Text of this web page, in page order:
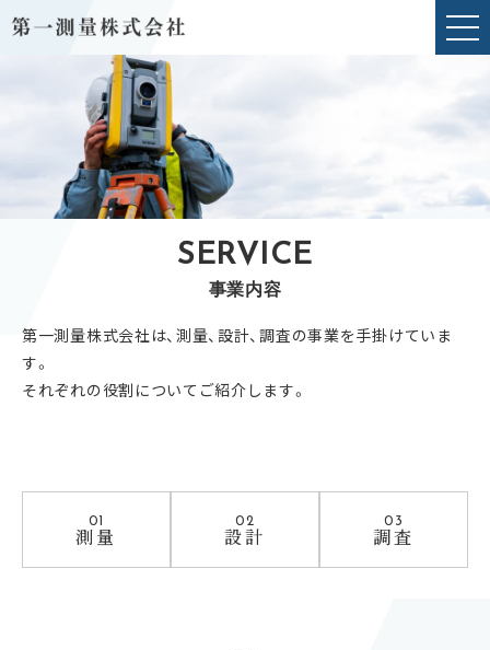
SERVICE
事業内容
第一測量株式会社は、測量、設計、調査の事業を手掛けていま
す。
それぞれの役割についてご紹介します。
01
測量
02
設計
03
調査